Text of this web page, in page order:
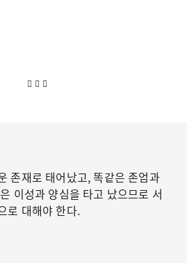
존재로 태어났고, 똑같은 존엄과
이성과 양심을 타고 났으므로 서
로 대해야 한다.